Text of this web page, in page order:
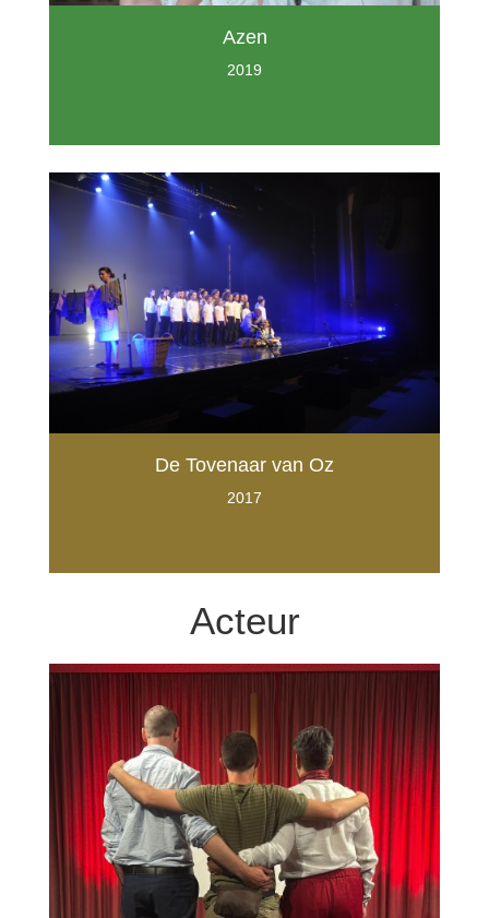
Azen
2019
De Tovenaar van Oz
2017
Acteur